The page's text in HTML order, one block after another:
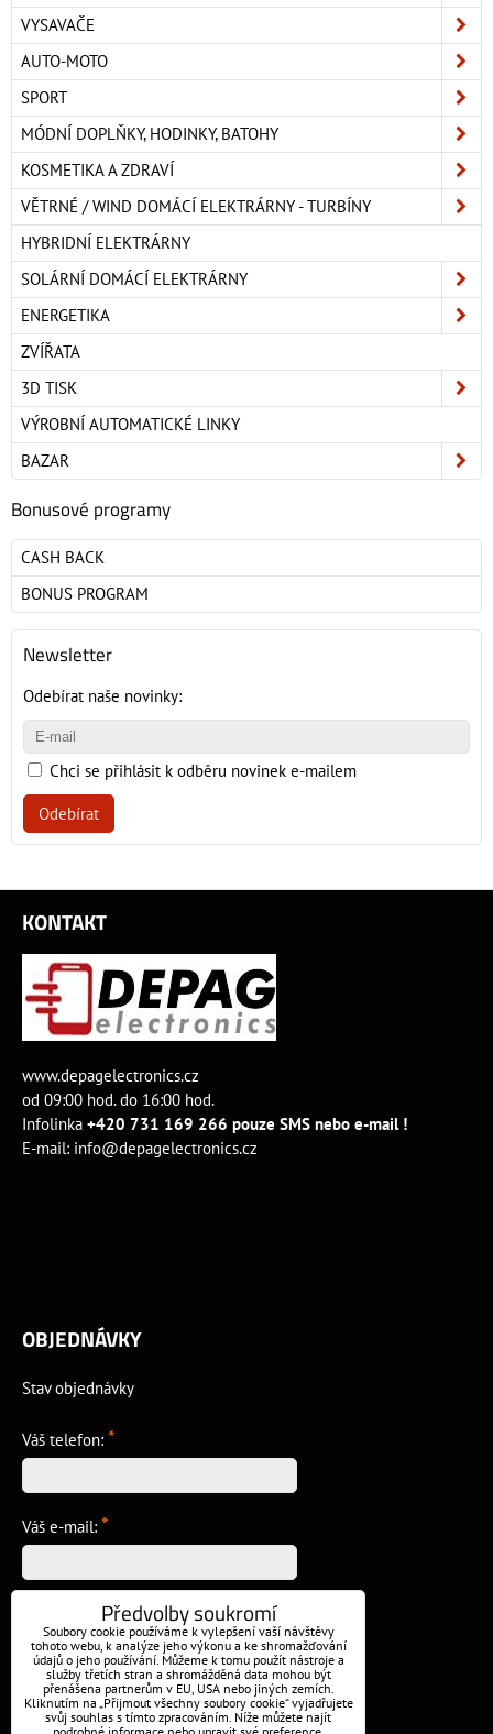
VYSAVAČE
AUTO-MOTO
SPORT
MÓDNÍ DOPLŇKY, HODINKY, BATOHY
KOSMETIKA A ZDRAVÍ
VĚTRNÉ / WIND DOMÁCÍ ELEKTRÁRNY - TURBÍNY
HYBRIDNÍ ELEKTRÁRNY
SOLÁRNÍ DOMÁCÍ ELEKTRÁRNY
ENERGETIKA
ZVÍŘATA
3D TISK
VÝROBNÍ AUTOMATICKÉ LINKY
BAZAR
Bonusové programy
CASH BACK
BONUS PROGRAM
Newsletter
Odebírat naše novinky:
Chci se přihlásit k odběru novinek e-mailem
Odebírat
KONTAKT
www.depagelectronics.cz
od 09:00 hod. do 16:00 hod.
Infolinka +420 731 169 266 pouze SMS nebo e-mail !
E-mail: info@depagelectronics.cz
OBJEDNÁVKY
Stav objednávky
Váš telefon: *
Váš e-mail: *
Předvolby soukromí
Soubory cookie používáme k vylepšení vaší návštěvy
tohoto webu, k analýze jeho výkonu a ke shromažďování
údajů o jeho používání. Můžeme k tomu použít nástroje a
služby třetích stran a shromážděná data mohou být
přenášena partnerům v EU, USA nebo jiných zemích.
Kliknutím na „Přijmout všechny soubory cookie“ vyjadřujete
svůj souhlas s tímto zpracováním. Níže můžete najít